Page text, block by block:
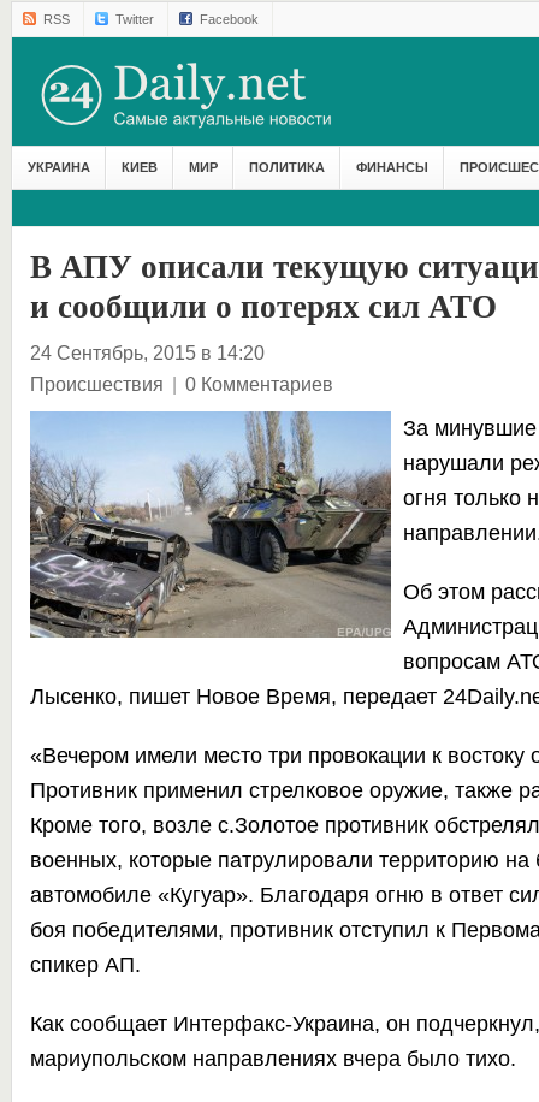
RSS Twitter Facebook
УКРАИНА КИЕВ МИР ПОЛИТИКА ФИНАНСЫ
В АПУ описали текущую
и сообщили о потерях сил АТО
24 Сентябрь, 2015 в 14:20
Происшествия | 0 Комментариев
За минувшие
нарушали
огня только
Об этом
вопросам
Лысенко, пишет Новое Время, передает
«Вечером имели место три провокации к востоку
Противник применил стрелковое оружие, также
Кроме того, возле с.Золотое противник
военных, которые патрулировали территорию на
автомобиле «Кугуар». Благодаря огню в ответ
боя победителями, противник отступил к
спикер АП.
Как сообщает Интерфакс-Украина, он
мариупольском направлениях вчера было тихо.